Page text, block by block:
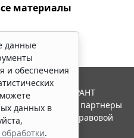
материалы
данные
и обеспечения
данных в
.
Система ГАРАНТ
"Гарант" и ее партнеры
ассоциации правовой